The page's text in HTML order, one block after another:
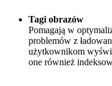
Tagi obrazów
Pomagają w
problemów z
użytkownikom
one również